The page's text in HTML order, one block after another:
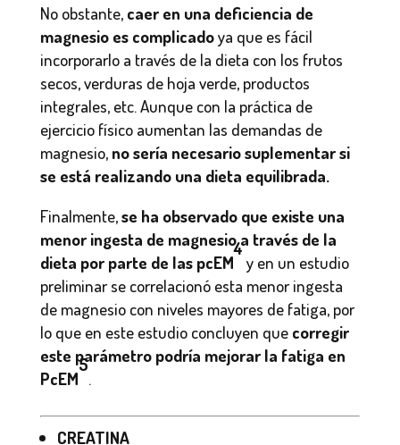
No obstante, caer en una deficiencia de
magnesio es complicadoya que es fácil
incorporarlo a través de la dieta con los frutos
secos, verduras de hoja verde, productos
integrales, etc. Aunque con la práctica de
ejercicio físico aumentan las demandas de
magnesio, no sería necesario suplementar si
se está realizando una dieta equilibrada.
Finalmente,se ha observado que existe una
menor ingesta de magnesio a través de la
dieta por parte de las pcEM
4
y en un estudio
preliminar se correlacionó esta menor ingesta
de magnesio con niveles mayores de fatiga, por
lo que en este estudio concluyen que corregir
este parámetro podría mejorar la fatiga en
PcEM
5
.
CREATINA